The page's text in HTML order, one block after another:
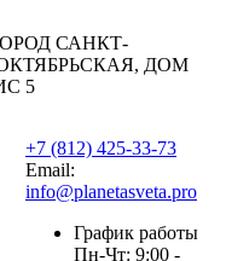
САНКТ-
ДОМ
5
+7 (812) 425-33-73
Email:
info@planetasveta.pro
График работы
Пн-Чт: 9:00 -